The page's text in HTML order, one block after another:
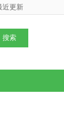
近更新